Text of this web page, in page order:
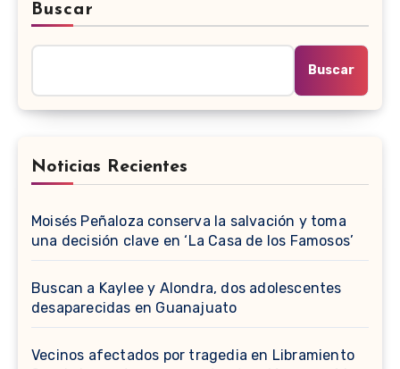
Buscar
Buscar
Noticias Recientes
Moisés Peñaloza conserva la salvación y toma
una decisión clave en ‘La Casa de los Famosos’
Buscan a Kaylee y Alondra, dos adolescentes
desaparecidas en Guanajuato
Vecinos afectados por tragedia en Libramiento